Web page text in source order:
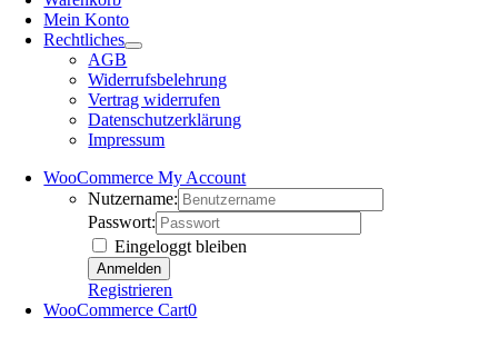
Mein Konto
Rechtliches
AGB
Widerrufsbelehrung
Vertrag widerrufen
Datenschutzerklärung
Impressum
WooCommerce My Account
Nutzername:
Passwort:
Eingeloggt bleiben
Registrieren
WooCommerce Cart0